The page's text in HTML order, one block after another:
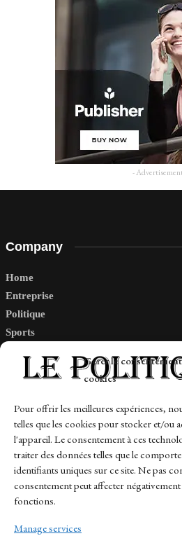
Gérer le
cookies
Pour offrir les meilleures expériences,
telles que les cookies pour stocker et/ou
l'appareil. Le consentement à ces
traiter des données telles que le
identifiants uniques sur ce site. Ne pas
consentement peut affecter
fonctions.
Manage services
-
Company
Home
Entreprise
Politique
Sports
Links
Contact
Sitemap